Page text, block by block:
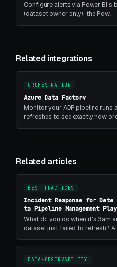
Configure alerts via Power BI's
(dataset owner only), the Pow…
Related integrations
ORCHESTRATION
Azure Data Factory
Monitor your ADF pipeline runs
refreshes to see exactly how
Related articles
BEST-PRACTICES
Incident Response for
ta Pipeline Management
What do you do when it's 3am
dataset just failed to refresh? A
DATA-OBSERVABILITY